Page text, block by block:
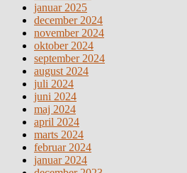
januar 2025
december 2024
november 2024
oktober 2024
september 2024
august 2024
juli 2024
juni 2024
maj 2024
april 2024
marts 2024
februar 2024
januar 2024